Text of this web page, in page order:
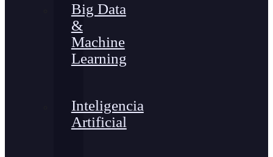
Big Data
&
Machine
Learning
Inteligencia
Artificial